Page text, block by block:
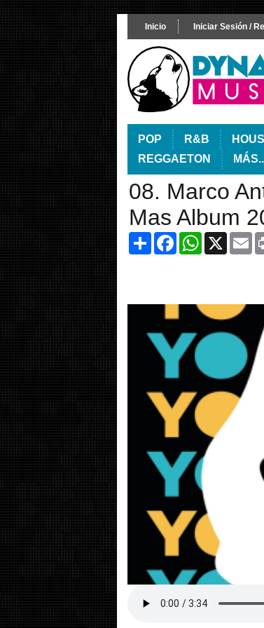
Inicio Iniciar Sesión /
POP R&B
REGGAETON
08. Marco
Mas Album
ShareFacebookWhatsApp
X